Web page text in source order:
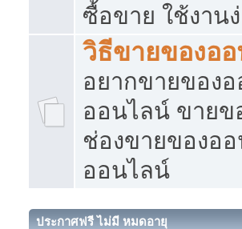
ซื้อขาย ใช้งาน
วิธีขายของอ
อยากขายของ
ออนไลน์ ขายข
ช่องขายของอ
ออนไลน์
ประกาศฟรี ไม่มี หมดอายุ